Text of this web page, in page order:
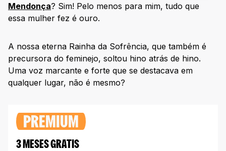
Mendonça? Sim! Pelo menos para mim, tudo que
essa mulher fez é ouro.
A nossa eterna Rainha da Sofrência, que também é
precursora do feminejo, soltou hino atrás de hino.
Uma voz marcante e forte que se destacava em
qualquer lugar, não é mesmo?
PREMIUM
3 MESES GRATIS